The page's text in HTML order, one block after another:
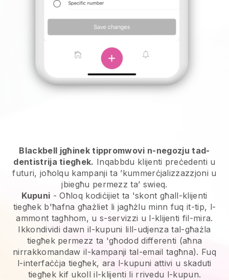
Blackbell jgħinek tippromwovi n-negozju tad-
dentistrija tiegħek. Inqabbdu klijenti preċedenti u
futuri, joħolqu kampanji ta ’kummerċjalizzazzjoni u
jbiegħu permezz ta’ swieq.
Kupuni - Oħloq kodiċijiet ta 'skont għall-klijenti
tiegħek b'ħafna għażliet li jagħżlu minn fuq it-tip, l-
ammont tagħhom, u s-servizzi u l-klijenti fil-mira.
Ikkondividi dawn il-kupuni lill-udjenza tal-għażla
tiegħek permezz ta 'għodod differenti (aħna
nirrakkomandaw il-kampanji tal-email tagħna). Fuq
l-interfaċċja tiegħek, ara l-kupuni attivi u skaduti
tiegħek kif ukoll il-klijenti li rrivedu l-kupun.